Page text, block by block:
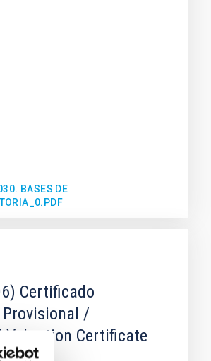
BASES DE
Certificado
/
Valuation Certificate